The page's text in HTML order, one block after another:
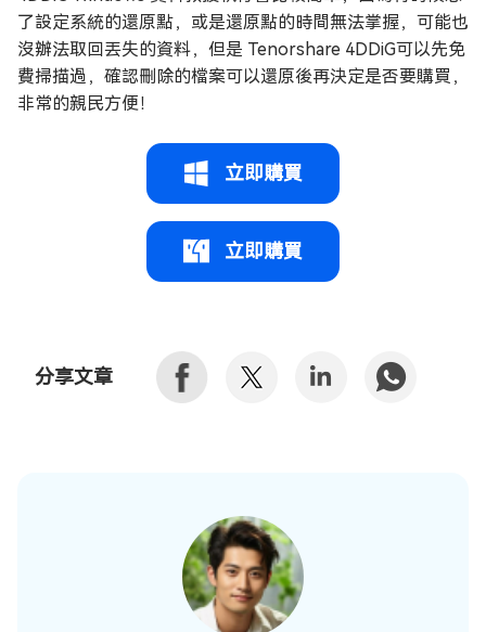
了設定系統的還原點，或是還原點的時間無法掌握，可能也
沒辦法取回丟失的資料，但是 Tenorshare 4DDiG可以先免
費掃描過，確認刪除的檔案可以還原後再決定是否要購買，
非常的親民方便！
立即購買
立即購買
分享文章